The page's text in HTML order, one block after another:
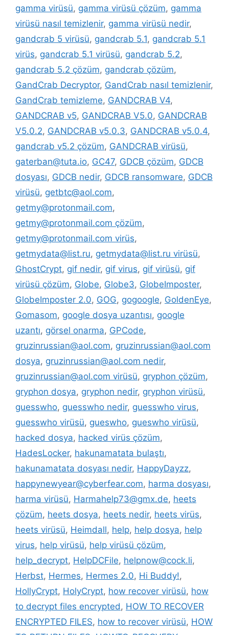
gamma virüsü, gamma virüsü çözüm, gamma
virüsü nasıl temizlenir, gamma virüsü nedir,
gandcrab 5 virüsü, gandcrab 5.1, gandcrab 5.1
virüs, gandcrab 5.1 virüsü, gandcrab 5.2,
gandcrab 5.2 çözüm, gandcrab çözüm,
GandCrab Decryptor, GandCrab nasıl temizlenir,
GandCrab temizleme, GANDCRAB V4,
GANDCRAB v5, GANDCRAB V5.0, GANDCRAB
V5.0.2, GANDCRAB v5.0.3, GANDCRAB v5.0.4,
gandcrab v5.2 çözüm, GANDCRAB virüsü,
gaterban@tuta.io, GC47, GDCB çözüm, GDCB
dosyası, GDCB nedir, GDCB ransomware, GDCB
virüsü, getbtc@aol.com,
getmy@protonmail.com,
getmy@protonmail.com çözüm,
getmy@protonmail.com virüs,
getmydata@list.ru, getmydata@list.ru virüsü,
GhostCrypt, gif nedir, gif virus, gif virüsü, gif
virüsü çözüm, Globe, Globe3, GlobeImposter,
GlobeImposter 2.0, GOG, gogoogle, GoldenEye,
Gomasom, google dosya uzantısı, google
uzantı, görsel onarma, GPCode,
gruzinrussian@aol.com, gruzinrussian@aol.com
dosya, gruzinrussian@aol.com nedir,
gruzinrussian@aol.com virüsü, gryphon çözüm,
gryphon dosya, gryphon nedir, gryphon virüsü,
guesswho, guesswho nedir, guesswho virus,
guesswho virüsü, gueswho, gueswho virüsü,
hacked dosya, hacked virüs çözüm,
HadesLocker, hakunamatata bulaştı,
hakunamatata dosyası nedir, HappyDayzz,
happynewyear@cyberfear.com, harma dosyası,
harma virüsü, Harmahelp73@gmx.de, heets
çözüm, heets dosya, heets nedir, heets virüs,
heets virüsü, Heimdall, help, help dosya, help
virus, help virüsü, help virüsü çözüm,
help_decrypt, HelpDCFile, helpnow@cock.li,
Herbst, Hermes, Hermes 2.0, Hi Buddy!,
HollyCrypt, HolyCrypt, how recover virüsü, how
to decrypt files encrypted, HOW TO RECOVER
ENCRYPTED FILES, how to recover virüsü, HOW